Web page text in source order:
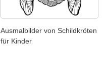
Ausmalbilder von Schildkröten
für Kinder